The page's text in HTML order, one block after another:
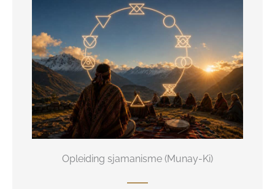
Opleiding sjamanisme (Munay-Ki)